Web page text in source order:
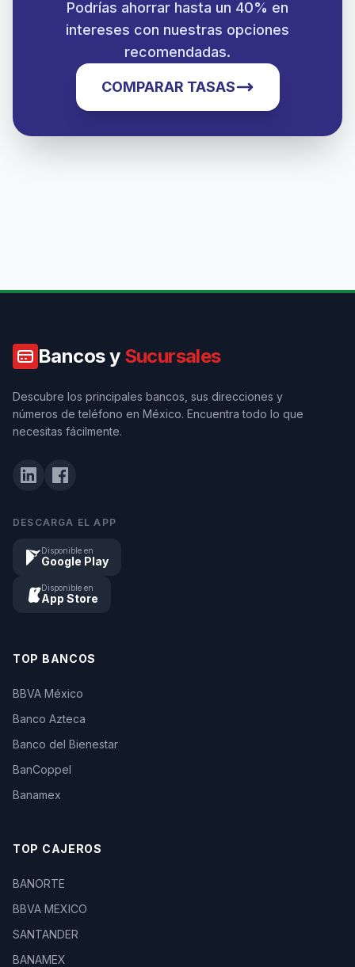
Podrías ahorrar hasta un 40% en
intereses con nuestras opciones
recomendadas.
COMPARAR TASAS
Bancos y Sucursales
Descubre los principales bancos, sus direcciones y
números de teléfono en México. Encuentra todo lo que
necesitas fácilmente.
DESCARGA EL APP
Disponible en
Google Play
Disponible en
App Store
TOP BANCOS
BBVA México
Banco Azteca
Banco del Bienestar
BanCoppel
Banamex
TOP CAJEROS
BANORTE
BBVA MEXICO
SANTANDER
BANAMEX